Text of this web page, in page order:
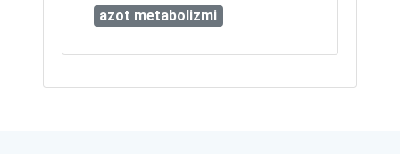
azot metabolizmi